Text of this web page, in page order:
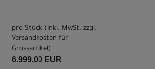
pro Stück (inkl. MwSt. zzgl.
Versandkosten für
Grossartikel )
6.999,00 EUR